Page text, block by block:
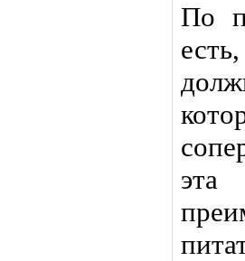
По
эта